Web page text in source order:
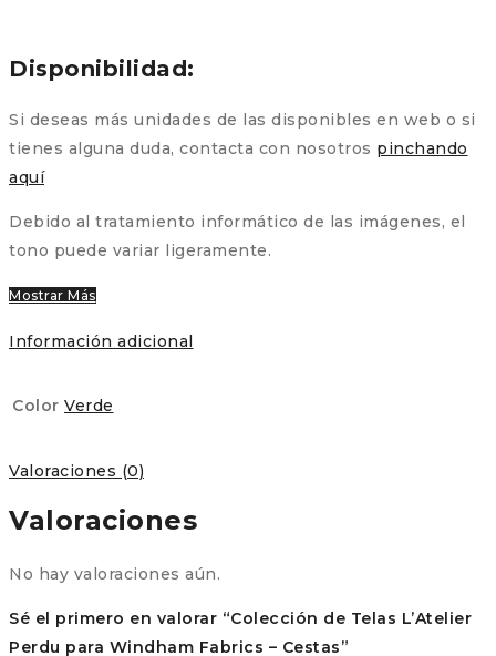
Disponibilidad:
Si deseas más unidades de las disponibles en web o si
tienes alguna duda, contacta con nosotros pinchando
aquí
Debido al tratamiento informático de las imágenes, el
tono puede variar ligeramente.
Mostrar Más
Información adicional
Color Verde
Valoraciones (0)
Valoraciones
No hay valoraciones aún.
Sé el primero en valorar “Colección de Telas L’Atelier
Perdu para Windham Fabrics – Cestas”